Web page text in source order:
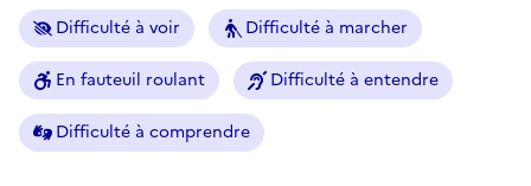
Difficulté à voir Difficulté à marcher
En fauteuil roulant Difficulté à entendre
Difficulté à comprendre